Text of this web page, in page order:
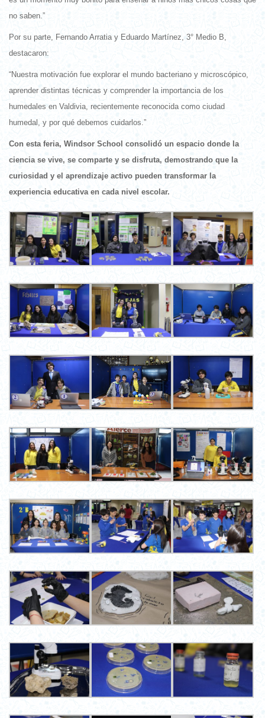
no saben.”
Por su parte, Fernando Arratia y Eduardo Martínez, 3° Medio B,
destacaron:
“Nuestra motivación fue explorar el mundo bacteriano y microscópico,
aprender distintas técnicas y comprender la importancia de los
humedales en Valdivia, recientemente reconocida como ciudad
humedal, y por qué debemos cuidarlos.”
Con esta feria, Windsor School consolidó un espacio donde la
ciencia se vive, se comparte y se disfruta, demostrando que la
curiosidad y el aprendizaje activo pueden transformar la
experiencia educativa en cada nivel escolar.